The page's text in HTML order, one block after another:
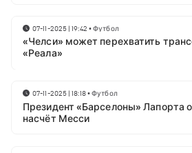
07-11-2025 | 19:42 •Футбол
«Челси» может перехватить
«Реала»
07-11-2025 | 18:18•Футбол
Президент «Барселоны» Лапорта
насчёт Месси